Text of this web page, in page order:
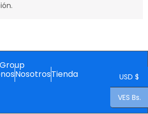
NosotrosTienda USD $
VES Bs.